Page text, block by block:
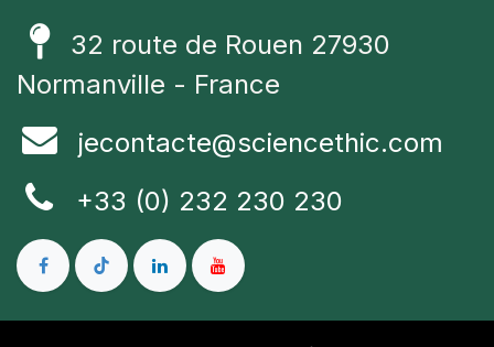
32 route de Rouen 27930
Normanville - France
jecontacte@sciencethic.com
+33 (0) 232 230 230